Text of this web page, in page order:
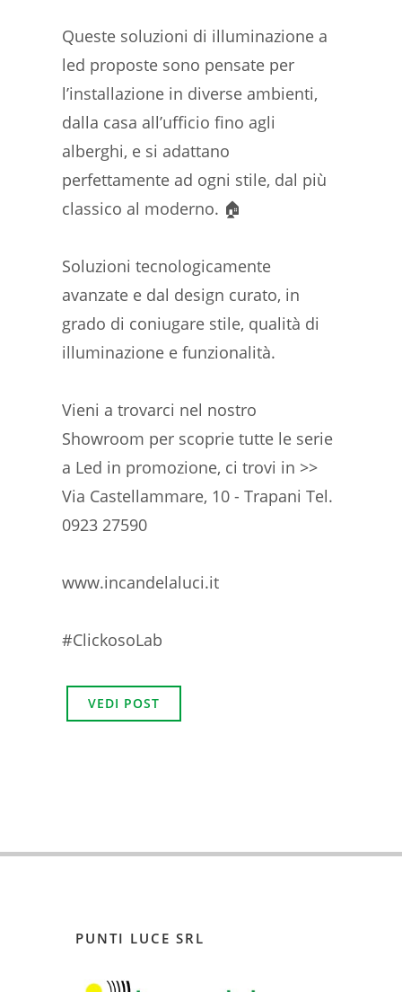
Queste soluzioni di illuminazione a
led proposte sono pensate per
l’installazione in diverse ambienti,
dalla casa all’ufficio fino agli
alberghi, e si adattano
perfettamente ad ogni stile, dal più
classico al moderno. 🏠
Soluzioni tecnologicamente
avanzate e dal design curato, in
grado di coniugare stile, qualità di
illuminazione e funzionalità.
Vieni a trovarci nel nostro
Showroom per scoprie tutte le serie
a Led in promozione, ci trovi in >>
Via Castellammare, 10 - Trapani Tel.
0923 27590
www.incandelaluci.it
#ClickosoLab
VEDI POST
PUNTI LUCE SRL